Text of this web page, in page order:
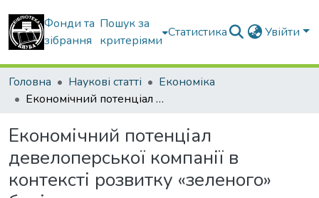
Фонди та
зібрання
Пошук за
критеріями
Статистика Увійти
Головна Наукові статті
Економіка
Економічний потенціал девелоперської компанії в контексті розвитку «зеленого» будівництва
Економічний потенціал
девелоперської компанії в
контексті розвитку «зеленого»